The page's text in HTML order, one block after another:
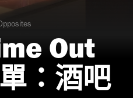
| The Opposites
Out
：酒吧